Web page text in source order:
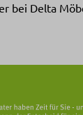
bei Delta